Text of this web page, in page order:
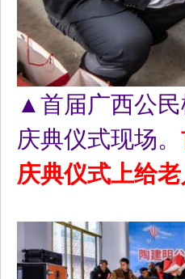
▲首届广西公
庆典仪式现场。
庆典仪式上给老